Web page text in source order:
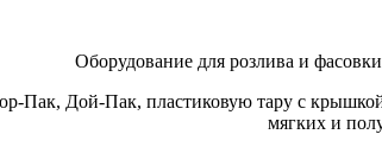
Оборудование для розлива и
Пак, Дой-Пак, пластиковую тару с
мягких и